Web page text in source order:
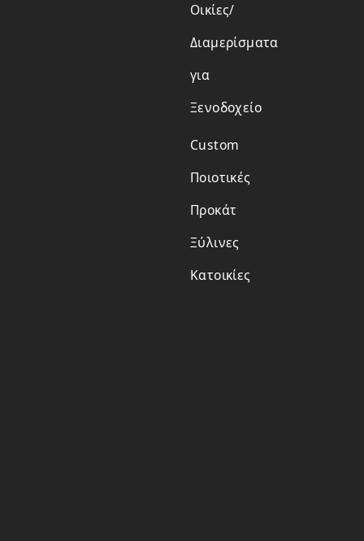
Οικίες/
Διαμερίσματα
για
Ξενοδοχείο
Custom
Ποιοτικές
Προκάτ
Ξύλινες
Κατοικίες